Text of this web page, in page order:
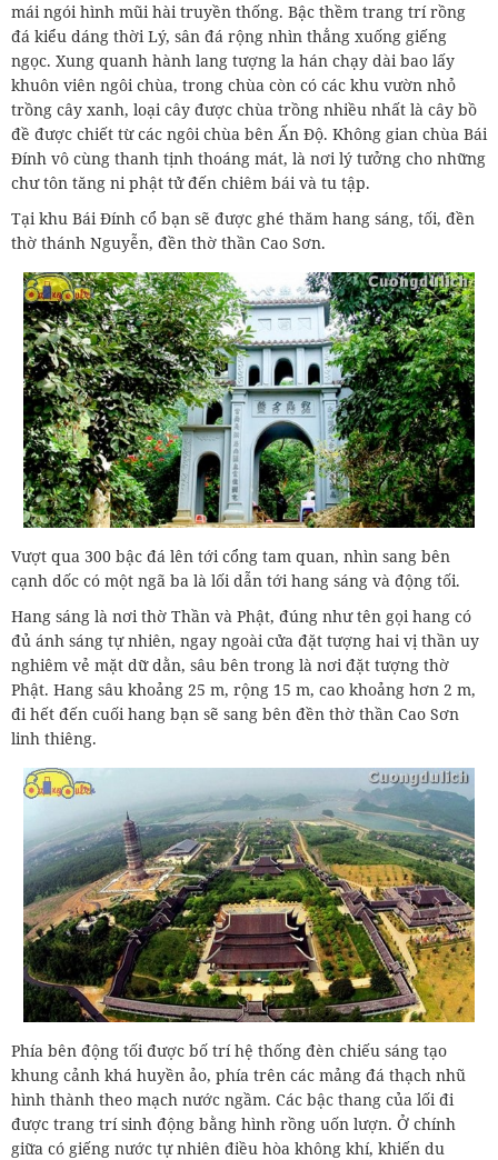
mái ngói hình mũi hài truyền thống. Bậc thềm trang trí rồng
đá kiểu dáng thời Lý, sân đá rộng nhìn thẳng xuống giếng
ngọc. Xung quanh hành lang tượng la hán chạy dài bao lấy
khuôn viên ngôi chùa, trong chùa còn có các khu vườn nhỏ
trồng cây xanh, loại cây được chùa trồng nhiều nhất là cây bồ
đề được chiết từ các ngôi chùa bên Ấn Độ. Không gian chùa Bái
Đính vô cùng thanh tịnh thoáng mát, là nơi lý tưởng cho những
chư tôn tăng ni phật tử đến chiêm bái và tu tập.
Tại khu Bái Đính cổ bạn sẽ được ghé thăm hang sáng, tối, đền
thờ thánh Nguyễn, đền thờ thần Cao Sơn.
Vượt qua 300 bậc đá lên tới cổng tam quan, nhìn sang bên
cạnh dốc có một ngã ba là lối dẫn tới hang sáng và động tối.
Hang sáng là nơi thờ Thần và Phật, đúng như tên gọi hang có
đủ ánh sáng tự nhiên, ngay ngoài cửa đặt tượng hai vị thần uy
nghiêm vẻ mặt dữ dằn, sâu bên trong là nơi đặt tượng thờ
Phật. Hang sâu khoảng 25 m, rộng 15 m, cao khoảng hơn 2 m,
đi hết đến cuối hang bạn sẽ sang bên đền thờ thần Cao Sơn
linh thiêng.
Phía bên động tối được bố trí hệ thống đèn chiếu sáng tạo
khung cảnh khá huyền ảo, phía trên các mảng đá thạch nhũ
hình thành theo mạch nước ngầm. Các bậc thang của lối đi
được trang trí sinh động bằng hình rồng uốn lượn. Ở chính
giữa có giếng nước tự nhiên điều hòa không khí, khiến du